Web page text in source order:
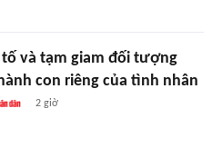
và tạm giam đối tượng
con riêng của tình nhân
2 giờ